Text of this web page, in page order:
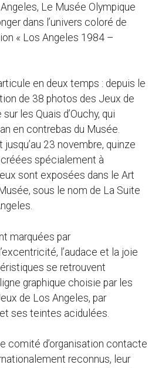
Le Musée Olympique
dans l’univers coloré de
« Los Angeles 1984 –
en deux temps : depuis le
de 38 photos des Jeux de
les Quais d’Ouchy, qui
en contrebas du Musée.
23 novembre, quinze
spécialement à
sont exposées dans le Art
sous le nom de La Suite
marquées par
l’audace et la joie
se retrouvent
graphique choisie par les
de Los Angeles, par
ses teintes acidulées.
comité d’organisation contacte
reconnus, leur